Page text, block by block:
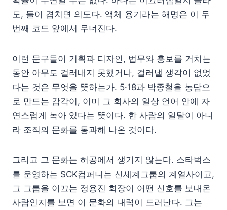
도, 둘이 겹치면 의도다. 액체 용기라는 해명은 이 두
번째 코드 앞에서 무너진다.
이런 문구들이 기획과 디자인, 법무와 홍보를 거치는
동안 아무도 걸러내지 못했거나, 걸러낼 생각이 없었
다는 것은 무엇을 뜻하는가. 5·18과 박종철을 농담으
로 만드는 감각이, 이미 그 회사의 일상 언어 안에 자
연스럽게 녹아 있다는 뜻이다. 한 사람의 일탈이 아니
라 조직의 문화를 통과해 나온 것이다.
그리고 그 문화는 허공에서 생기지 않는다. 스타벅스
를 운영하는 SCK컴퍼니는 신세계그룹의 계열사이고,
그 그룹을 이끄는 정용진 회장이 어떤 신호를 보내온
사람인지를 보면 이 문화의 내력이 드러난다. 그는